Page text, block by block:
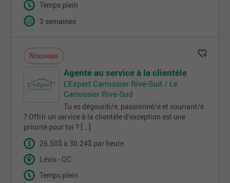
Temps plein
3 semaines
Nouveau
Agente au service à la clientèle
L'Expert Carrossier Rive-Sud / Le
Carrossier Rive-Sud
Tu es dégourdi/e, passionné/e et souriant/e
? Offrir un service à la clientèle d’exception est une
priorité pour toi ? [...]
26.50$ à 30.24$ par heure
Lévis - QC
Temps plein